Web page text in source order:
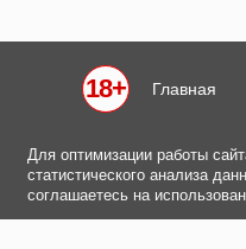
18+ Главная
Для оптимизации работы
статистического анализа
соглашаетесь на